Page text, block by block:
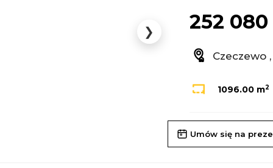
❯ 252 080
Czeczewo
1096.00 m2
Umów się na